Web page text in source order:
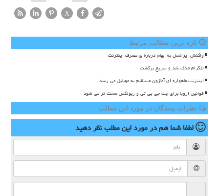
X
تازه ترین مطالب مرتبط
واکنش ایرانسل به ابهام درباره ی مصرف اینترنت
تلگرام حذف شد و سریع برگشت
اینترنت ماهواره ای آمازون مستقیم به موبایل می رسد
قوانین اروپا برای چت جی پی تی و ربولکس سخت تر می شود
نظرات بینندگان در مورد این مطلب
لطفا شما همدر مورد این مطلبنظر دهید